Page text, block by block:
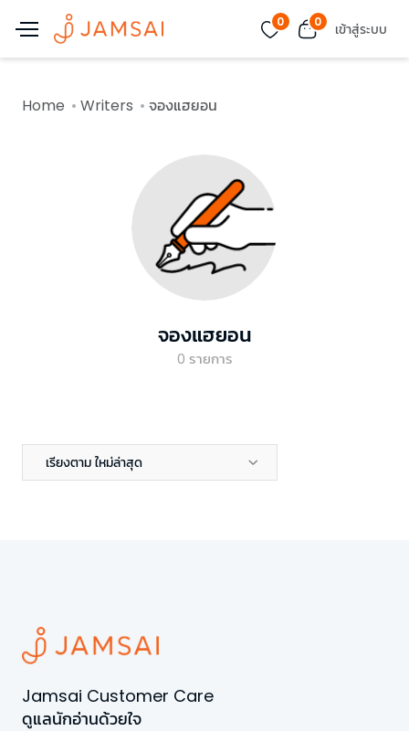
0 0 เข้าสู่ระบบ
Home Writers จองแฮยอน
จองแฮยอน
0 รายการ
เรียงตาม ใหม่ล่าสุด
Jamsai Customer Care
ดูแลนักอ่านด้วยใจ